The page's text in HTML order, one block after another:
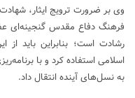
وی بر ضرورت ترویج ایثار،
فرهنگ دفاع مقدس گنجینه‌ای
رشادت است؛ بنابراین باید از
اسلامی استفاده کرد و با
به نسل‌های آینده انتقال داد.